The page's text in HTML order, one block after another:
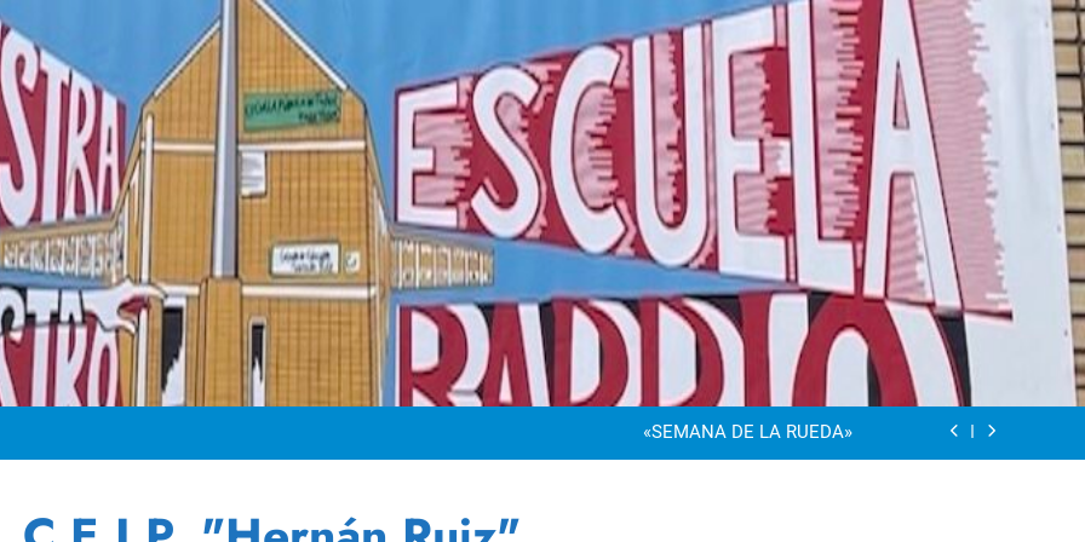
“Visibles Sí”
Dia De La Familia
«SEMANA DE LA RUEDA»